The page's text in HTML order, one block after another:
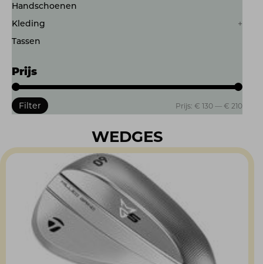
Handschoenen
Kleding
Tassen
Prijs
Min.
Max.
Filter Prijs: € 130 — € 210
WEDGES